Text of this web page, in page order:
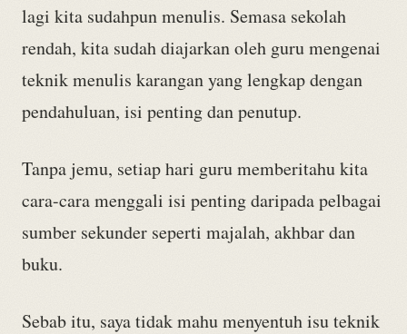
lagi kita sudahpun menulis. Semasa sekolah
rendah, kita sudah diajarkan oleh guru mengenai
teknik menulis karangan yang lengkap dengan
pendahuluan, isi penting dan penutup.
Tanpa jemu, setiap hari guru memberitahu kita
cara-cara menggali isi penting daripada pelbagai
sumber sekunder seperti majalah, akhbar dan
buku.
Sebab itu, saya tidak mahu menyentuh isu teknik